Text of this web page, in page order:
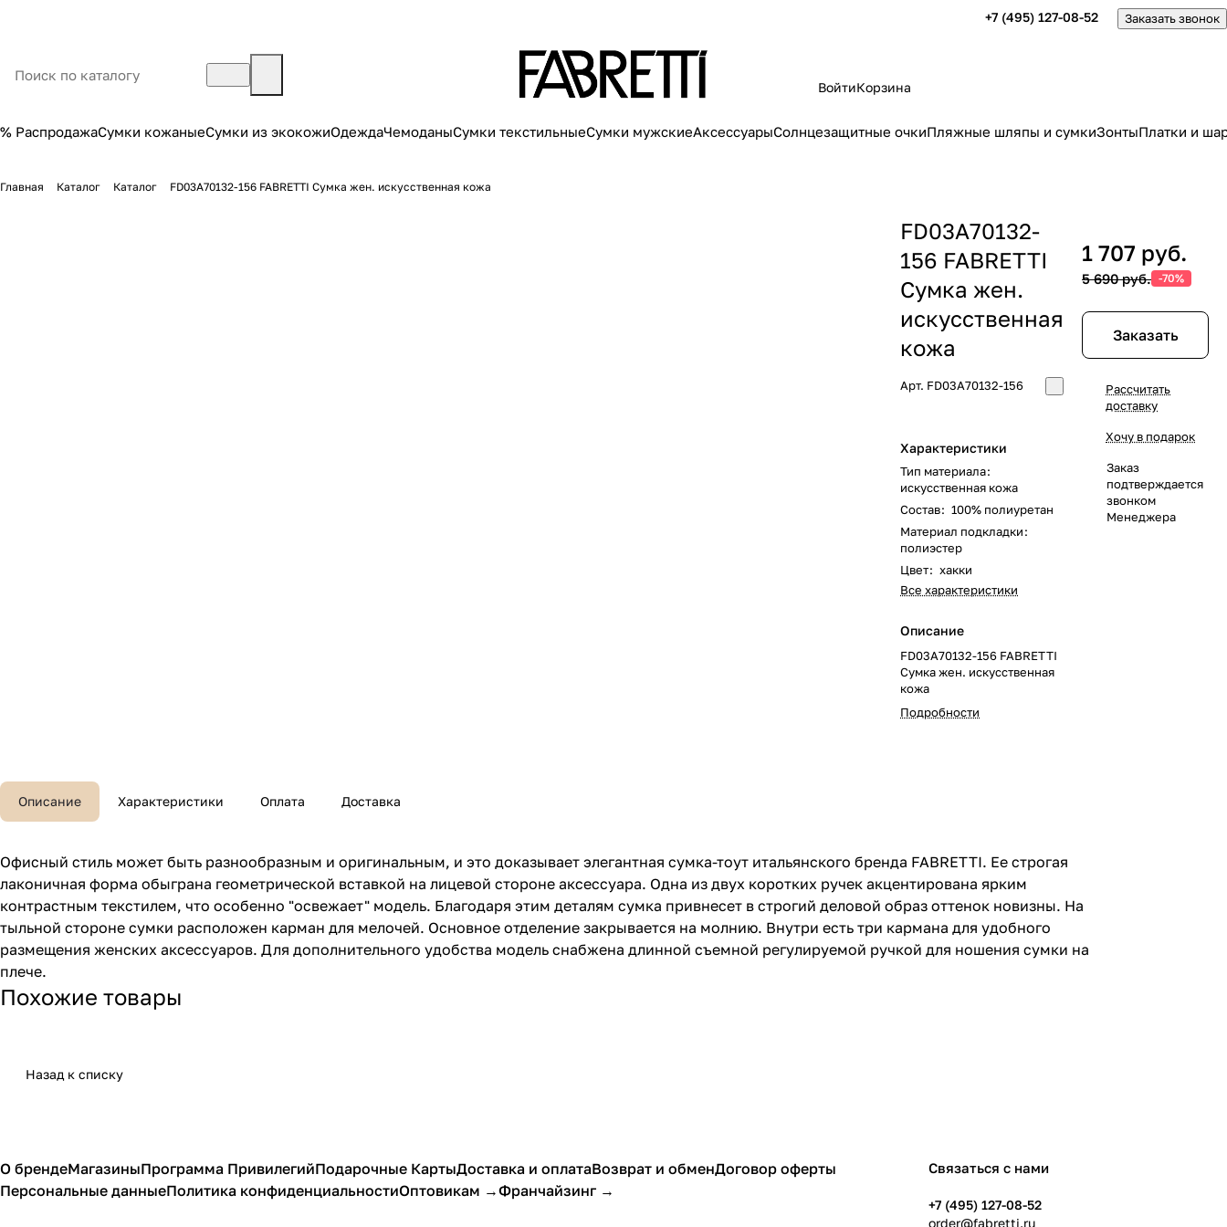
+7 (495) 127-08-52 Заказать звонок
ВойтиКорзина
% РаспродажаСумки кожаныеСумки из экокожиОдеждаЧемоданыСумки текстильныеСумки мужскиеАксессуарыСолнцезащитные очкиПляжные шляпы и сумкиЗонтыПлатки и
Главная Каталог Каталог FD03A70132-156 FABRETTI Сумка жен. искусcтвенная кожа
FD03A70132-
156 FABRETTI
Сумка жен.
искусcтвенная
кожа
Арт. FD03A70132-156
Характеристики
Тип материала:
искусственная кожа
Состав: 100% полиуретан
Материал подкладки:
полиэстер
Цвет: хакки
Все характеристики
Описание
FD03A70132-156 FABRETTI
Сумка жен. искусcтвенная
кожа
Подробности
1 707 руб.
5 690 руб. -70%
Заказать
Рассчитать
доставку
Хочу в подарок
Заказ
подтверждается
звонком
Менеджера
Описание Характеристики Оплата Доставка
Офисный стиль может быть разнообразным и оригинальным, и это доказывает элегантная сумка-тоут итальянского бренда FABRETTI. Ее строгая
лаконичная форма обыграна геометрической вставкой на лицевой стороне аксессуара. Одна из двух коротких ручек акцентирована ярким
контрастным текстилем, что особенно "освежает" модель. Благодаря этим деталям сумка привнесет в строгий деловой образ оттенок новизны. На
тыльной стороне сумки расположен карман для мелочей. Основное отделение закрывается на молнию. Внутри есть три кармана для удобного
размещения женских аксессуаров. Для дополнительного удобства модель снабжена длинной съемной регулируемой ручкой для ношения сумки на
плече.
Похожие товары
Назад к списку
О брендеМагазиныПрограмма ПривилегийПодарочные КартыДоставка и оплатаВозврат и обменДоговор оферты
Персональные данныеПолитика конфиденциальностиОптовикам →Франчайзинг →
Связаться с нами
+7 (495) 127-08-52
order@fabretti.ru